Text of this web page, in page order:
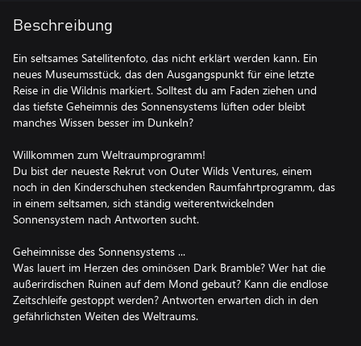
Beschreibung
Ein seltsames Satellitenfoto, das nicht erklärt werden kann. Ein
neues Museumsstück, das den Ausgangspunkt für eine letzte
Reise in die Wildnis markiert. Solltest du am Faden ziehen und
das tiefste Geheimnis des Sonnensystems lüften oder bleibt
manches Wissen besser im Dunkeln?
Willkommen zum Weltraumprogramm!
Du bist der neueste Rekrut von Outer Wilds Ventures, einem
noch in den Kinderschuhen steckenden Raumfahrtprogramm, das
in einem seltsamen, sich ständig weiterentwickelnden
Sonnensystem nach Antworten sucht.
Geheimnisse des Sonnensystems ...
Was lauert im Herzen des ominösen Dark Bramble? Wer hat die
außerirdischen Ruinen auf dem Mond gebaut? Kann die endlose
Zeitschleife gestoppt werden? Antworten erwarten dich in den
gefährlichsten Weiten des Weltraums.